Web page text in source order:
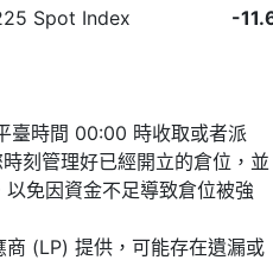
Spot Index -
臺時間 00:00 時收取或者派
刻管理好已經開立的倉位，並
免因資金不足導致倉位被強
(LP) 提供，可能存在遺漏或